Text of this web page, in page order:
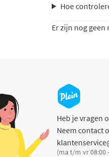
Hoe
Er zijn nog geen
Heb je vragen
Neem contact
(ma t/m vr 08:00